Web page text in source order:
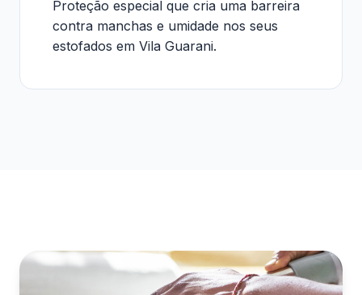
Proteção especial que cria uma barreira
contra manchas e umidade nos seus
estofados em Vila Guarani.